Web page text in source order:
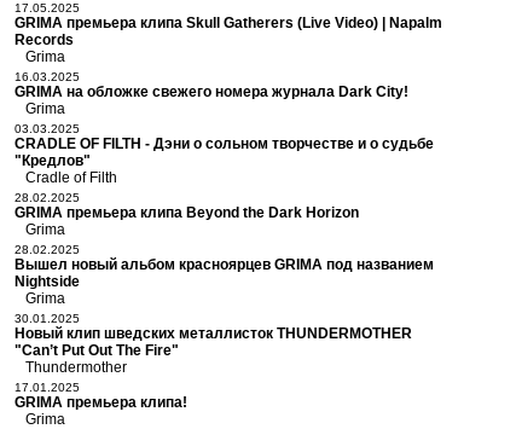
17.05.2025
GRIMA премьера клипа Skull Gatherers (Live Video) | Napalm
Records
Grima
16.03.2025
GRIMA на обложке свежего номера журнала Dark City!
Grima
03.03.2025
CRADLE OF FILTH - Дэни о сольном творчестве и о судьбе
"Кредлов"
Cradle of Filth
28.02.2025
GRIMA премьера клипа Beyond the Dark Horizon
Grima
28.02.2025
Вышел новый альбом красноярцев GRIMA под названием
Nightside
Grima
30.01.2025
Новый клип шведских металлисток THUNDERMOTHER
"Can’t Put Out The Fire"
Thundermother
17.01.2025
GRIMA премьера клипа!
Grima